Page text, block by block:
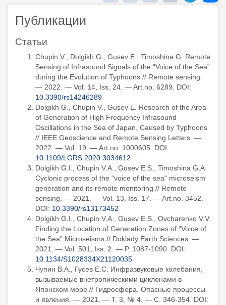
Публикации
Статьи
Chupin V., Dolgikh G., Gusev E., Timoshina G. Remote
Sensing of Infrasound Signals of the “Voice of the Sea”
during the Evolution of Typhoons // Remote sensing.
— 2022. — Vol. 14, Iss. 24. — Art.no. 6289. DOI:
10.3390/rs14246289
Dolgikh G., Chupin V., Gusev E. Research of the Area
of Generation of High Frequency Infrasound
Oscillations in the Sea of Japan, Caused by Typhoons
// IEEE Geoscience and Remote Sensing Letters. —
2022. — Vol. 19. — Art.no. 1000605. DOI:
10.1109/LGRS.2020.3034612
Dolgikh G.I., Chupin V.A., Gusev E.S., Timoshina G.A.
Cyclonic process of the "voice of the sea" microseism
generation and its remote monitoring // Remote
sensing. — 2021. — Vol. 13, Iss. 17. — Art.no. 3452.
DOI: 10.3390/rs13173452
Dolgikh G.I., Chupin V.A., Gusev E.S., Ovcharenko V.V.
Finding the Location of Generation Zones of “Voice of
the Sea” Microseisms // Doklady Earth Sciences. —
2021. — Vol. 501, Iss. 2. — P. 1087-1090. DOI:
10.1134/S1028334X21120035
Чупин В.А., Гусев Е.С. Инфразвуковые колебания,
вызываемые внетропическими циклонами в
Японском море // Гидросфера. Опасные процессы
и явления. — 2021. — Т. 3, № 4. — С. 346-354. DOI: